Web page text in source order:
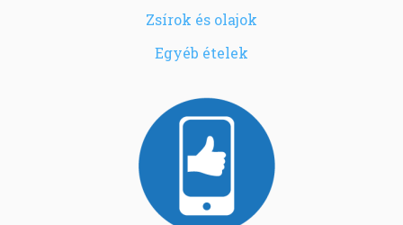
Zsírok és olajok
Egyéb ételek